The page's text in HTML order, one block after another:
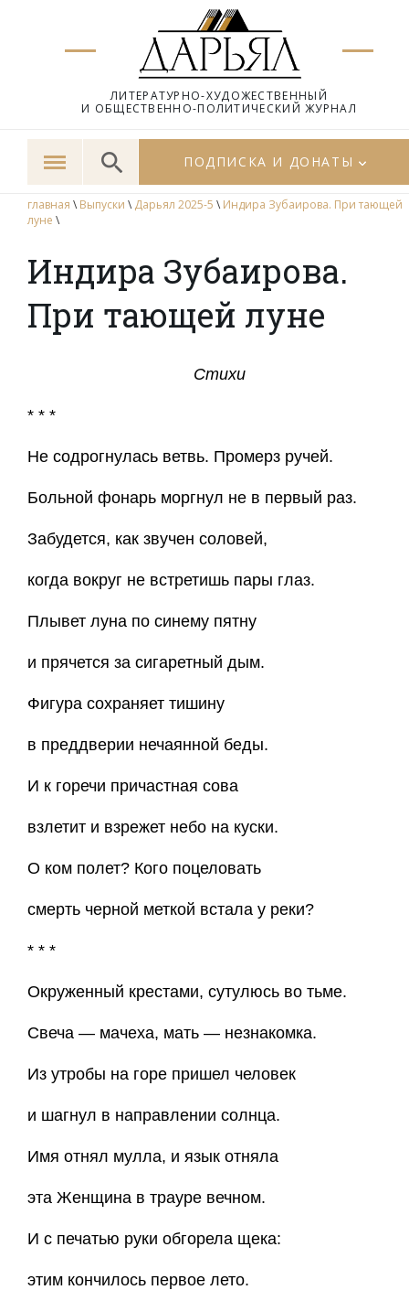
ЛИТЕРАТУРНО-ХУДОЖЕСТВЕННЫЙ
И ОБЩЕСТВЕННО-ПОЛИТИЧЕСКИЙ ЖУРНАЛ
ПОДПИСКА И ДОНАТЫ
главная \ Выпуски \ Дарьял 2025-5 \ Индира Зубаирова. При тающей
луне \
Индира Зубаирова.
При тающей луне
Стихи
* * *
Не содрогнулась ветвь. Промерз ручей.
Больной фонарь моргнул не в первый раз.
Забудется, как звучен соловей,
когда вокруг не встретишь пары глаз.
Плывет луна по синему пятну
и прячется за сигаретный дым.
Фигура сохраняет тишину
в преддверии нечаянной беды.
И к горечи причастная сова
взлетит и взрежет небо на куски.
О ком полет? Кого поцеловать
смерть черной меткой встала у реки?
* * *
Окруженный крестами, сутулюсь во тьме.
Свеча — мачеха, мать — незнакомка.
Из утробы на горе пришел человек
и шагнул в направлении солнца.
Имя отнял мулла, и язык отняла
эта Женщина в трауре вечном.
И с печатью руки обгорела щека:
этим кончилось первое лето.